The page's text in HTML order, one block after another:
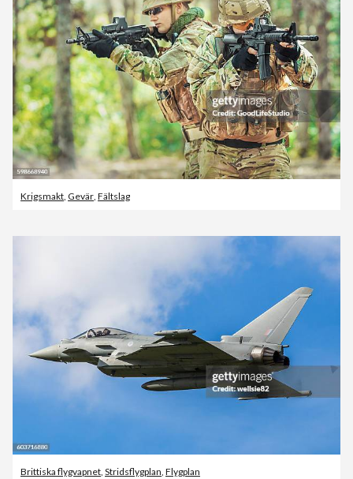
Krigsmakt Gevär Fältslag
Brittiska flygvapnet, Stridsflygplan, Flygplan